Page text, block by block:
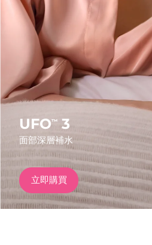
UFO™ 3
面部深層補水
立即購買
FAQ™ Dual LED Panel
熱門產品
特別優惠
紅光療法
英國
西班牙
澳洲
德國
加拿大